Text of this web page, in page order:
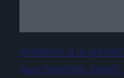
Asistimos a la
para Nintendo Switch